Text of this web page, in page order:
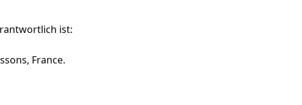
ist:
France.